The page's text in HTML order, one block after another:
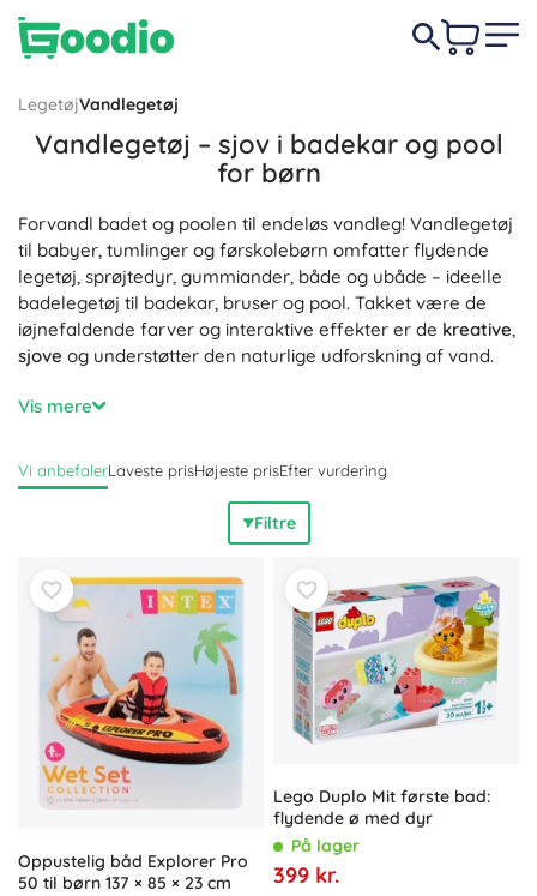
LegetøjVandlegetøj
Vandlegetøj – sjov i badekar og pool
for børn
Forvandl badet og poolen til endeløs vandleg! Vandlegetøj
til babyer, tumlinger og førskolebørn omfatter flydende
legetøj, sprøjtedyr, gummiander, både og ubåde – ideelle
badelegetøj til badekar, bruser og pool. Takket være de
iøjnefaldende farver og interaktive effekter er de kreative,
sjove og understøtter den naturlige udforskning af vand.
Vandlegetøj og sensorisk vandlegetøj som vandmøller,
hældekopper, sigter, vandkander eller fiskesæt til at fange
forståelsen af princippetårsag–virkning. Skum-puslespil og
badeklistermærker udvikler fantasien, mens bøger til vand
og vandkridt inviterer til at være kreative under badet. Til
større børn er oppusteligt legetøj og vandpistoler perfekte
til actionfyldte lege i poolen. Praktik og sikkerhed først –
materialer som blød silikone, EVA-skum og kvalitetsplast er
og uden ftalater, altså sikre for børn . Vandlegetøj
holdbart let at rengøre
og ofte designet til at tørre
hurtigt og forblive
hygiejnisk
. Varianter 6m+, 12m+ og 3+
passer til badekar, bruser, havepool og strand; de
kompakte sæt er også praktiske på farten.
Vis mere
Vi anbefalerLaveste prisHøjeste prisEfter vurdering
Filtre
Oppustelig båd Explorer Pro
50 til børn 137 × 85 × 23 cm
Lego Duplo Mit første bad:
flydende ø med dyr
På lager
399 kr.